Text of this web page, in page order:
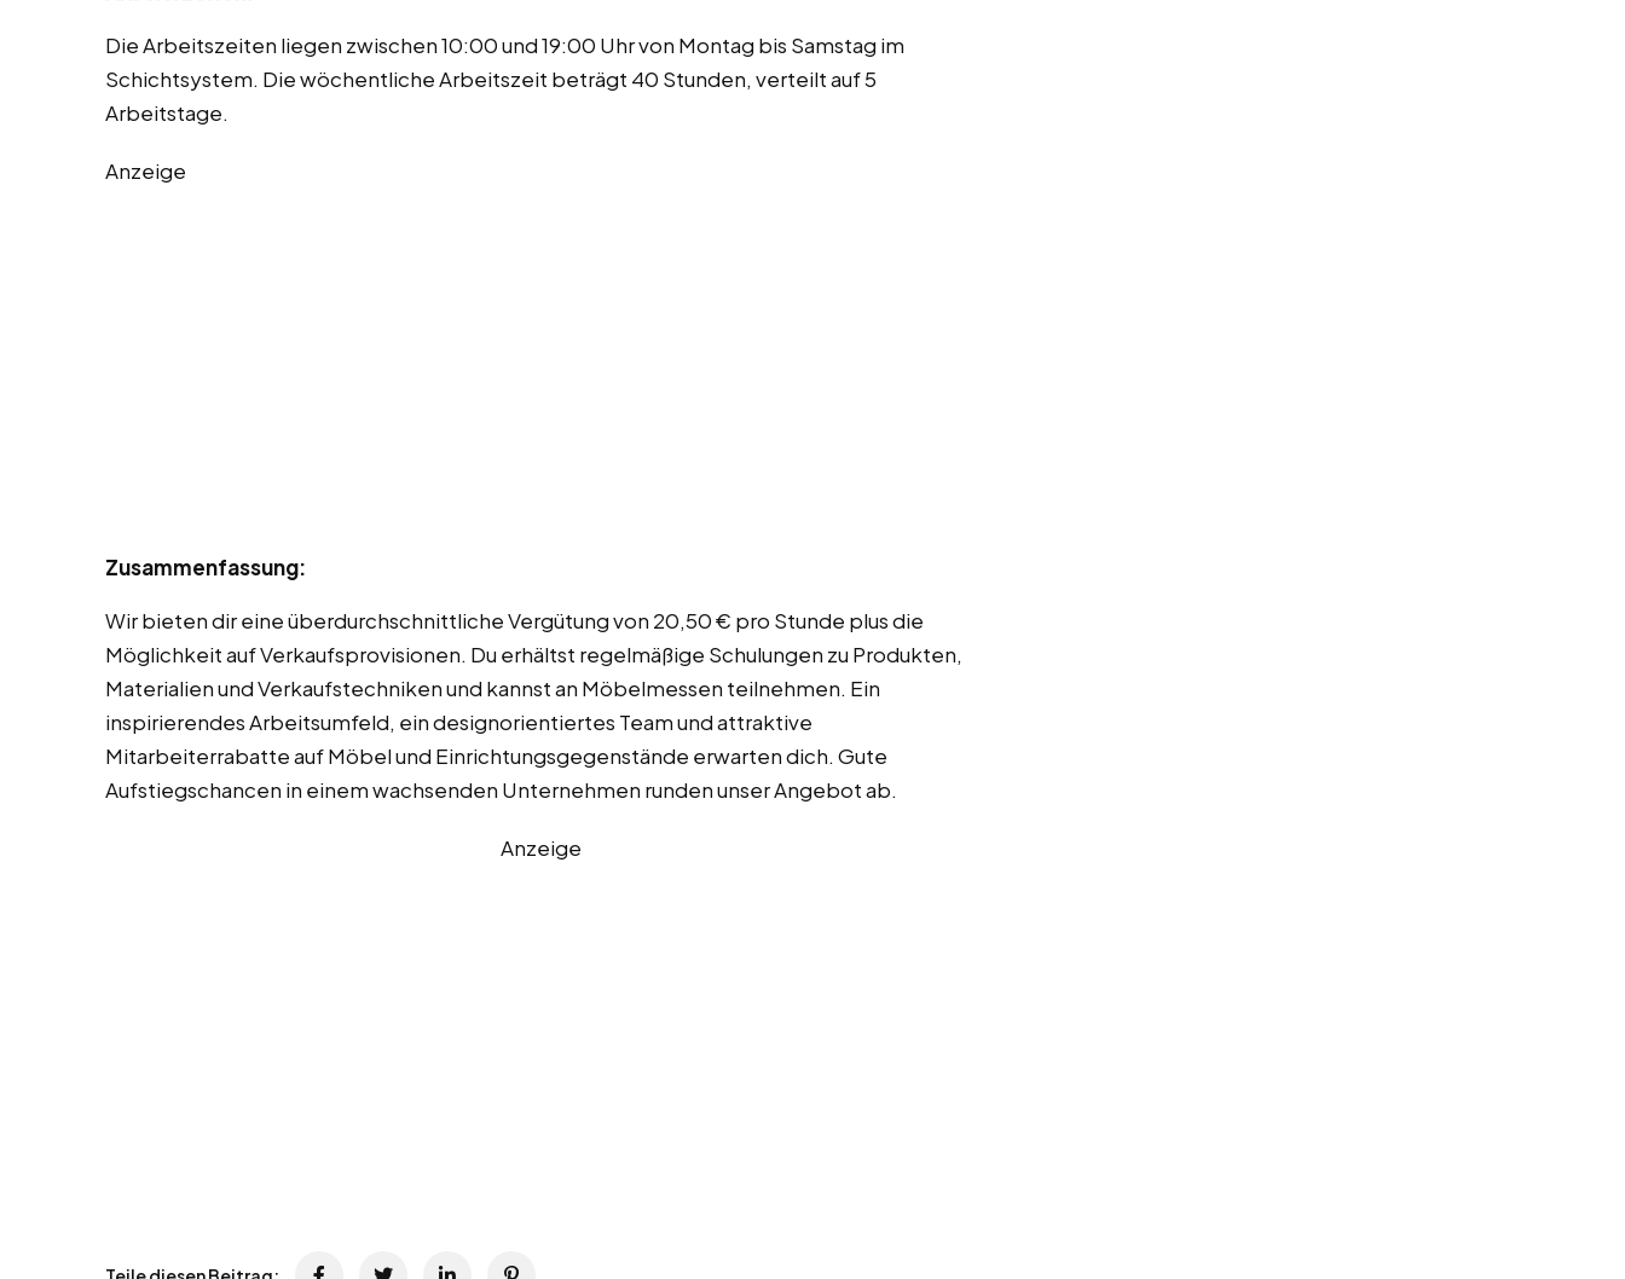
Die Arbeitszeiten liegen zwischen 10:00 und 19:00 Uhr von Montag bis Samstag im
Schichtsystem. Die wöchentliche Arbeitszeit beträgt 40 Stunden, verteilt auf 5
Arbeitstage.
Anzeige
Zusammenfassung:
Wir bieten dir eine überdurchschnittliche Vergütung von 20,50 € pro Stunde plus die
Möglichkeit auf Verkaufsprovisionen. Du erhältst regelmäßige Schulungen zu Produkten,
Materialien und Verkaufstechniken und kannst an Möbelmessen teilnehmen. Ein
inspirierendes Arbeitsumfeld, ein designorientiertes Team und attraktive
Mitarbeiterrabatte auf Möbel und Einrichtungsgegenstände erwarten dich. Gute
Aufstiegschancen in einem wachsenden Unternehmen runden unser Angebot ab.
Anzeige